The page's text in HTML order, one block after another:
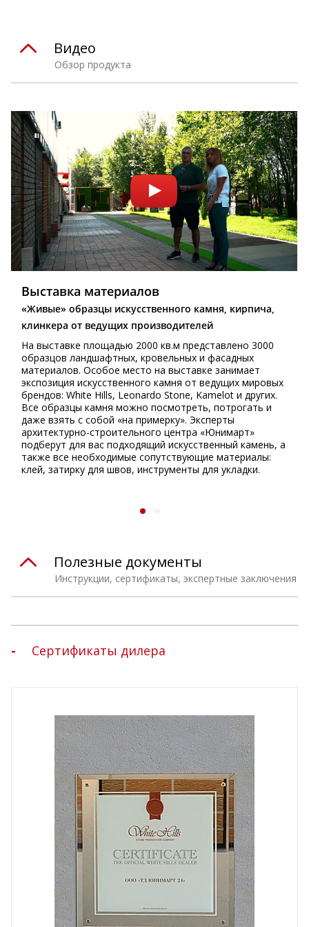
Обзор продукта
Видео
Выставка материалов
«Живые» образцы искусственного камня, кирпича,
клинкера от ведущих производителей
На выставке площадью 2000 кв.м представлено 3000
образцов ландшафтных, кровельных и фасадных
материалов. Особое место на выставке занимает
экспозиция искусственного камня от ведущих мировых
брендов: White Hills, Leonardo Stone, Kamelot и других.
Все образцы камня можно посмотреть, потрогать и
даже взять с собой «на примерку». Эксперты
архитектурно-строительного центра «Юнимарт»
подберут для вас подходящий искусственный камень, а
также все необходимые сопутствующие материалы:
клей, затирку для швов, инструменты для укладки.
Инструкции, сертификаты, экспертные заключения
Полезные документы
Сертификаты дилера